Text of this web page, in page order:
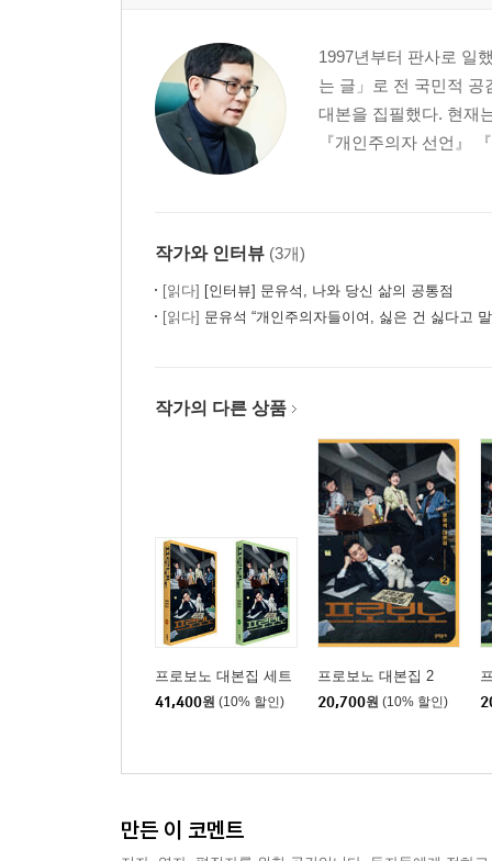
4부 공정도 공존을 위한 것이다
_세상에서 제일 꼴 보기 싫은 게 뭘까? 다양하겠
정의란 무엇인가
우리가 바라는 공정한 지옥
1997년부터 판사로 일
는 글」로 전 국민적
대본을 집필했다. 현재
『개인주의자 선언』
작가와 인터뷰 (3개)
[읽다] [인터뷰] 문유석, 나와 당신 삶의 공통점
[읽다] 문유석 “개인주의자들이여, 싫은 건 싫다고
작가의 다른 상품
프로보노 대본집 세트
41,400원 (10% 할인)
프로보노 대본집 2
20,700원 (10% 할인)
만든 이 코멘트